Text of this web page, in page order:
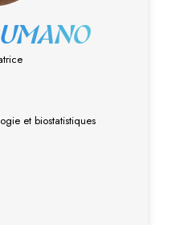
et biostatistiques